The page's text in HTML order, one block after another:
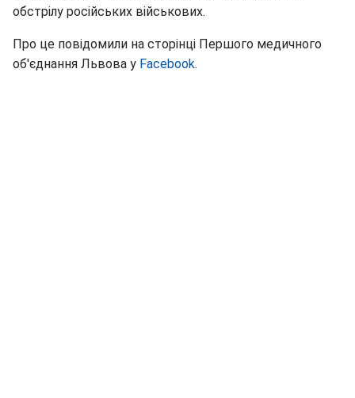
обстрілу російських військових.
Про це повідомили на сторінці Першого медичного
об'єднання Львова у Facebook.